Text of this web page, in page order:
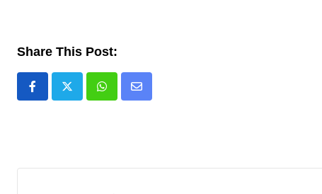
Share This Post:
WhatsappComparte